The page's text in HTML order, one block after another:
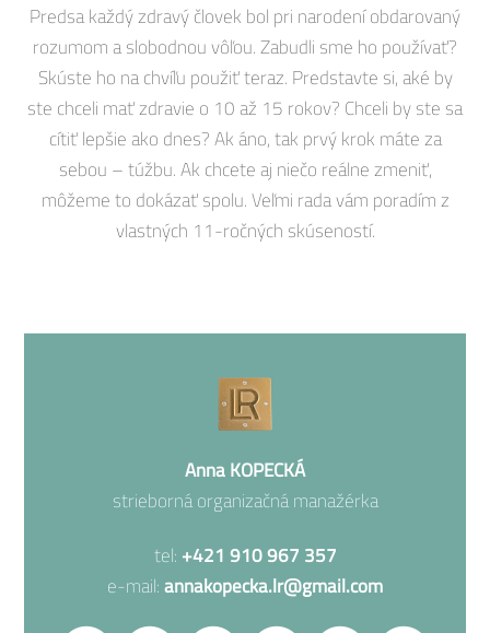
Predsa každý zdravý človek bol pri narodení obdarovaný
rozumom a slobodnou vôľou. Zabudli sme ho používať?
Skúste ho na chvíľu použiť teraz. Predstavte si, aké by
ste chceli mať zdravie o 10 až 15 rokov? Chceli by ste sa
cítiť lepšie ako dnes? Ak áno, tak prvý krok máte za
sebou – túžbu. Ak chcete aj niečo reálne zmeniť,
môžeme to dokázať spolu. Veľmi rada vám poradím z
vlastných 11-ročných skúseností.
Anna KOPECKÁ
strieborná organizačná manažérka
tel: +421 910 967 357
e-mail:annakopecka.lr@gmail.com